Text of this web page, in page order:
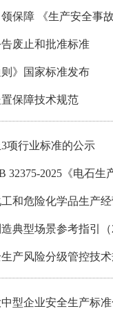
保障 《生产安全事
废止和批准标准
则》国家标准发布
保障技术规范
项行业标准的公示
32375-2025《电石生
和危险化学品生产
典型场景参考指引
生产风险分级管控技
型企业安全生产标